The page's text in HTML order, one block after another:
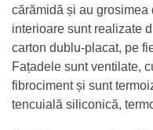
cărămidă și au
interioare sunt realizate
carton dublu-placat, pe
Fațadele sunt ventilate,
fibrociment și sunt
tencuială siliconică,